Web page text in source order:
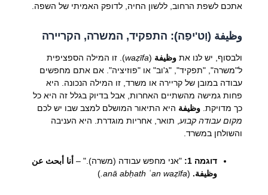
אתכם לשפת הרחוב, ללשון החיה, לדופק האמיתי של השפה.
وظيفة (וַט'יפַה): התפקיד, המשרה, הקריירה
ולבסוף, יש לנו את وظيفة (
waẓīfa). זו המילה הספציפית
ל"משרה", "תפקיד", "ג'וב" או "פוזיציה". אם אתם מחפשים
עבודה במובן של קריירה או משרד, זו המילה הנכונה. היא
פחות גמישה מהשתיים האחרות, אבל בדיוק בגלל זה היא כל
כך מדויקת. وظيفة היא התיאור המושלם למצב שבו יש לכם
מקום עבודה קבוע, תואר, אחריות מוגדרת. היא העניבה
והשולחן במשרד.
דוגמה 1: "אני מחפש עבודה (משרה)." – أنا أبحث عن
وظيفة. (
anā abḥath ʿan waẓīfa.
)